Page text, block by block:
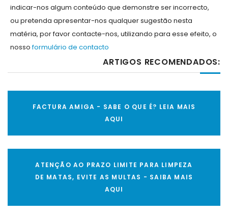
indicar-nos algum conteúdo que demonstre ser incorrecto,
ou pretenda apresentar-nos qualquer sugestão nesta
matéria, por favor contacte-nos, utilizando para esse efeito, o
nossoformulário de contacto
ARTIGOS RECOMENDADOS:
FACTURA AMIGA - SABE O QUE É? LEIA MAIS
AQUI
ATENÇÃO AO PRAZO LIMITE PARA LIMPEZA
DE MATAS, EVITE AS MULTAS - SAIBA MAIS
AQUI